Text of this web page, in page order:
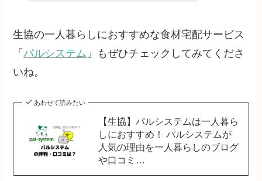
生協の一人暮らしにおすすめな食材宅配サービス
「パルシステム 」もぜひチェックしてみてくださ
いね。
あわせて読みたい
【生協】パルシステムは一人暮ら
しにおすすめ！ パルシステムが
人気の理由を一人暮らしのブログ
や口コミ…